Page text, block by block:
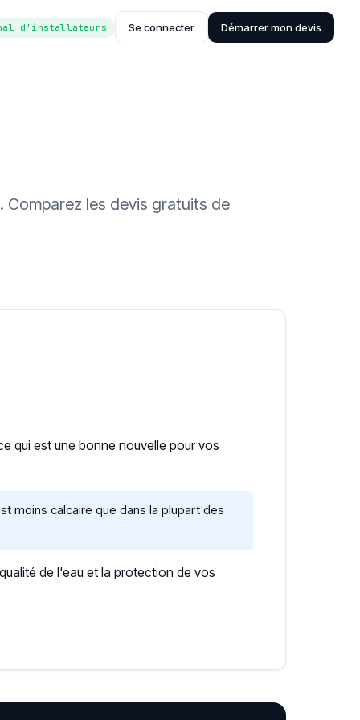
d'installateurs Se connecter Démarrer mon devis
les devis gratuits de
qui est une bonne nouvelle pour vos
moins calcaire que dans la plupart des
de l'eau et la protection de vos